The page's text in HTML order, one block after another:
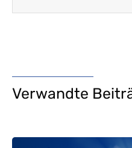
Verwandte